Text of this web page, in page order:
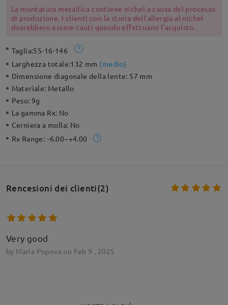
La montatura metallica contiene nichel a causa del processo
di produzione. I clienti con la storia dell'allergia al nichel
dovrebbero essere cauti quando effettuano l'acquisto.
Taglia:55-16-146
Larghezza totale:132 mm (medio)
Dimensione diagonale della lente: 57 mm
Materiale: Metallo
Peso: 9g
La gamma Rx: No
Cerniera a molla: No
Rx Range: -6.00~+4.00
Rencesioni dei clienti(2)
Very good
by Maria Popova on Feb 9 , 2025